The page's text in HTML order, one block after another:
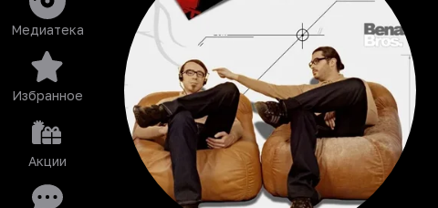
Медиатека
Избранное
Акции